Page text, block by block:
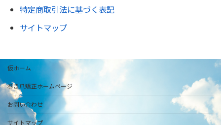
特定商取引法に基づく表記
サイトマップ
仮ホーム
巻き爪矯正ホームページ
お問い合わせ
サイトマップ